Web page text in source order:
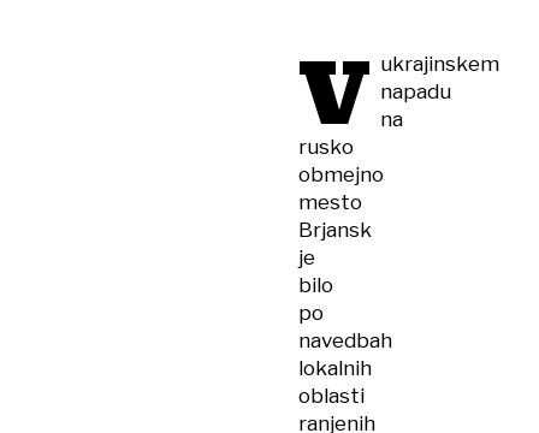
V ukrajinskem
napadu
na
rusko
obmejno
mesto
Brjansk
je
bilo
po
navedbah
lokalnih
oblasti
ranjenih